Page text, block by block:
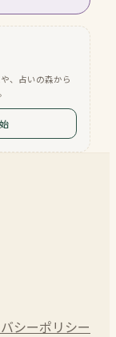
、占いの森から
シーポリシー